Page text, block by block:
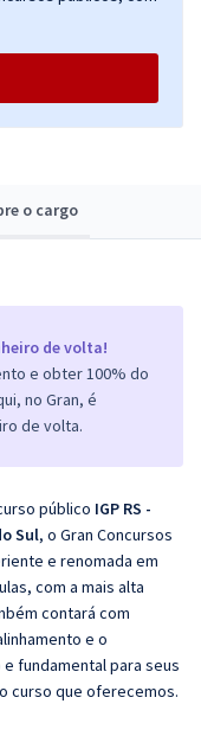
o cargo
de volta!
e obter 100% do
no Gran, é
de volta.
público IGP RS -
Sul, o Gran Concursos
e renomada em
com a mais alta
contará com
e o
fundamental para seus
curso que oferecemos.